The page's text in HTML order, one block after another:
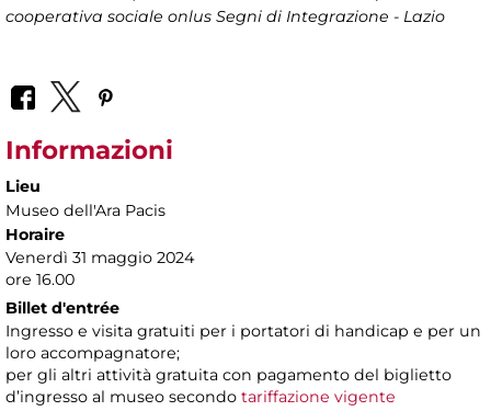
cooperativa sociale onlus Segni di Integrazione - Lazio
Informazioni
Lieu
Museo dell'Ara Pacis
Horaire
Venerdì 31 maggio 2024
ore 16.00
Billet d'entrée
Ingresso e visita gratuiti per i portatori di handicap e per un
loro accompagnatore;
per gli altri attività gratuita con pagamento del biglietto
d’ingresso al museo secondo tariffazione vigente